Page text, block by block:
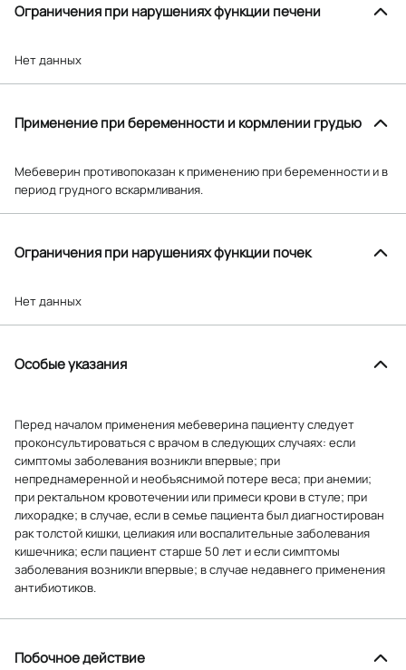
Ограничения при нарушениях функции печени
Нет данных
Применение при беременности и кормлении грудью
Мебеверин противопоказан к применению при беременности и в
период грудного вскармливания.
Ограничения при нарушениях функции почек
Нет данных
Особые указания
Перед началом применения мебеверина пациенту следует
проконсультироваться с врачом в следующих случаях: если
симптомы заболевания возникли впервые; при
непреднамеренной и необъяснимой потере веса; при анемии;
при ректальном кровотечении или примеси крови в стуле; при
лихорадке; в случае, если в семье пациента был диагностирован
рак толстой кишки, целиакия или воспалительные заболевания
кишечника; если пациент старше 50 лет и если симптомы
заболевания возникли впервые; в случае недавнего применения
антибиотиков.
Побочное действие